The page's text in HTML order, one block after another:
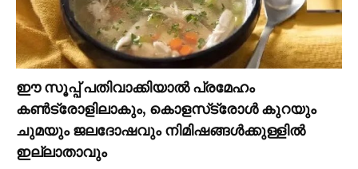
ഈ സൂപ്പ് പതിവാക്കിയാല്‍ പ്രമേഹം
കണ്‍ട്രോളിലാകും, കൊളസ്‌ട്രോള്‍ കുറയും
ചുമയും ജലദോഷവും നിമിഷങ്ങള്‍ക്കുള്ളില്‍
ഇല്ലാതാവും